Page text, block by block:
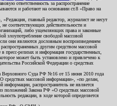
ответственность за распространение
и работают на основании ст.8 «Право на
главный редактор, журналист не несут
не соответствующих действительности и
либо ущемляющих права и законные
злоупотребление свободой массовой
они являются дословным воспроизведением
другим средством массовой
релизах и информация государственных,
может быть установлено и привлечено к
Российской Федерации о средствах
Верховного Суда РФ №16 от 15 июня 2010 года
массовой информации», «по делам,
распространитель не является
положений Закона РФ «О средствах массовой
редакции, в ходе которой определяется